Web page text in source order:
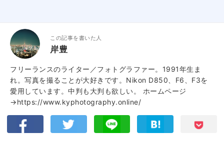
この記事を書いた人
岸豊
フリーランスのライター／フォトグラファー。1991年生ま
れ。写真を撮ることが大好きです。Nikon D850、F6、F3を
愛用しています。中判も大判も欲しい。 ホームページ
→https://www.kyphotography.online/